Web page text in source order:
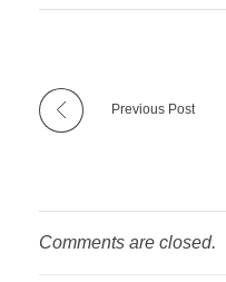
Previous Post
Comments are closed.